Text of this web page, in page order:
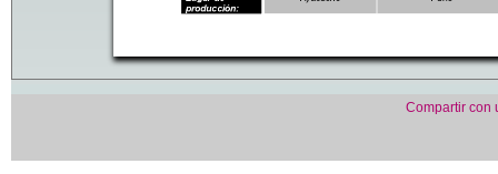
Compartir con